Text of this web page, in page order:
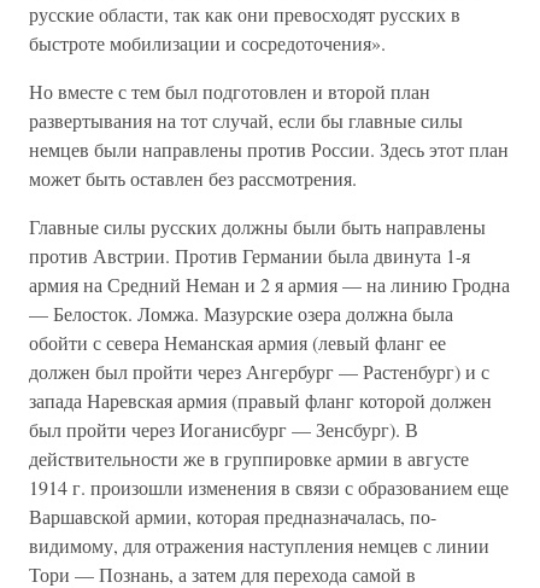
русские области, так как они превосходят русских в
быстроте мобилизации и сосредоточения».
Но вместе с тем был подготовлен и второй план
развертывания на тот случай, если бы главные силы
немцев были направлены против России. Здесь этот план
может быть оставлен без рассмотрения.
Главные силы русских должны были быть направлены
против Австрии. Против Германии была двинута 1-я
армия на Средний Неман и 2 я армия — на линию Гродна
— Белосток. Ломжа. Мазурские озера должна была
обойти с севера Неманская армия (левый фланг ее
должен был пройти через Ангербург — Растенбург) и с
запада Наревская армия (правый фланг которой должен
был пройти через Иоганисбург — Зенсбург). В
действительности же в группировке армии в августе
1914 г. произошли изменения в связи с образованием еще
Варшавской армии, которая предназначалась, по-
видимому, для отражения наступления немцев с линии
Тори — Познань, а затем для перехода самой в